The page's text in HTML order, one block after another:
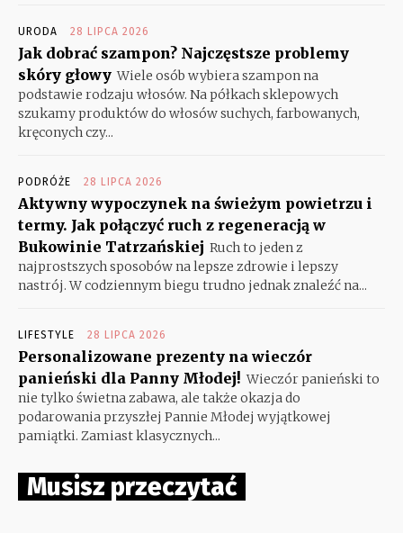
URODA 28 LIPCA 2026
Jak dobrać szampon? Najczęstsze problemy
skóry głowy Wiele osób wybiera szampon na
podstawie rodzaju włosów. Na półkach sklepowych
szukamy produktów do włosów suchych, farbowanych,
kręconych czy...
PODRÓŻE 28 LIPCA 2026
Aktywny wypoczynek na świeżym powietrzu i
termy. Jak połączyć ruch z regeneracją w
Bukowinie Tatrzańskiej Ruch to jeden z
najprostszych sposobów na lepsze zdrowie i lepszy
nastrój. W codziennym biegu trudno jednak znaleźć na...
LIFESTYLE 28 LIPCA 2026
Personalizowane prezenty na wieczór
panieński dla Panny Młodej! Wieczór panieński to
nie tylko świetna zabawa, ale także okazja do
podarowania przyszłej Pannie Młodej wyjątkowej
pamiątki. Zamiast klasycznych...
Musisz przeczytać